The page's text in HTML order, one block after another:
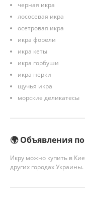
черная икра
лососевая икра
осетровая икра
икра форели
икра кеты
икра горбуши
икра нерки
щучья икра
морские деликатесы
🌍 Объявления
Икру можно купить в
других городах Украины.